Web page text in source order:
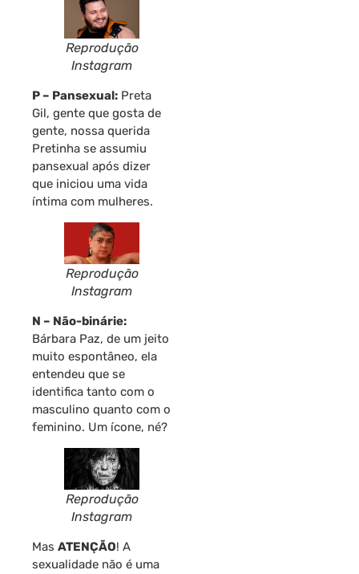
Reprodução
Instagram
P – Pansexual: Preta
Gil, gente que gosta de
gente, nossa querida
Pretinha se assumiu
pansexual após dizer
que iniciou uma vida
íntima com mulheres.
Reprodução
Instagram
N – Não-binárie:
Bárbara Paz, de um jeito
muito espontâneo, ela
entendeu que se
identifica tanto com o
masculino quanto com o
feminino. Um ícone, né?
Reprodução
Instagram
Mas ATENÇÃO! A
sexualidade não é uma